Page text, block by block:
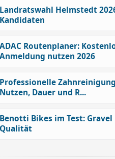
Landratswahl Helmstedt
Kandidaten
ADAC Routenplaner:
Anmeldung nutzen 2026
Professionelle
Nutzen, Dauer und R...
Benotti Bikes im Test:
Qualität